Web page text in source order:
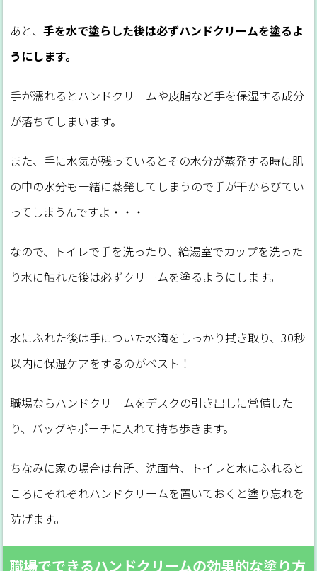
あと、手を水で塗らした後は必ずハンドクリームを塗るよ
うにします。
手が濡れるとハンドクリームや皮脂など手を保湿する成分
が落ちてしまいます。
また、手に水気が残っているとその水分が蒸発する時に肌
の中の水分も一緒に蒸発してしまうので手が干からびてい
ってしまうんですよ・・・
なので、トイレで手を洗ったり、給湯室でカップを洗った
り水に触れた後は必ずクリームを塗るようにします。
水にふれた後は手についた水滴をしっかり拭き取り、30秒
以内に保湿ケアをするのがベスト！
職場ならハンドクリームをデスクの引き出しに常備した
り、バッグやポーチに入れて持ち歩きます。
ちなみに家の場合は台所、洗面台、トイレと水にふれると
ころにそれぞれハンドクリームを置いておくと塗り忘れを
防げます。
職場でできるハンドクリームの効果的な塗り方